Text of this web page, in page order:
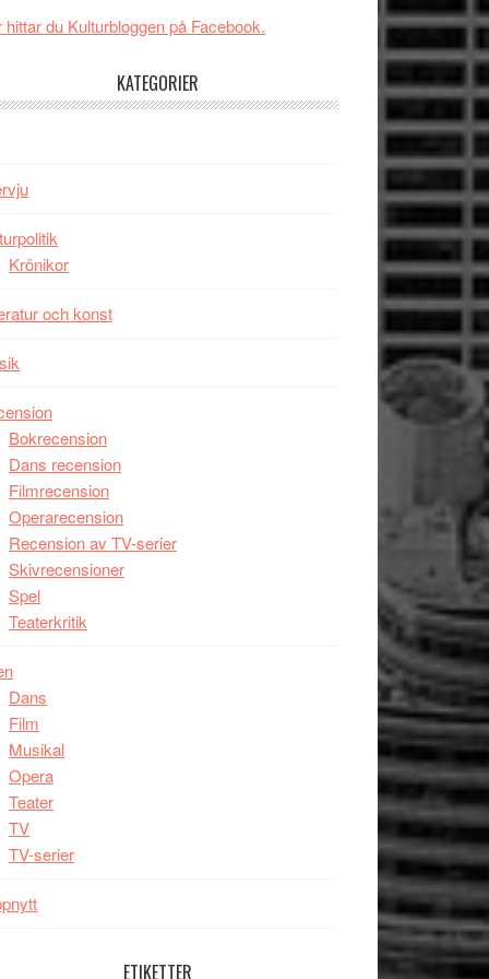
imponerande
skådespelare
TO
världspremiär
hittar du Kulturbloggen på Facebook.
KATEGORIER
Krönikor
och konst
Bokrecension
Dans recension
Filmrecension
Operarecension
Recension av TV-serier
Skivrecensioner
Spel
Teaterkritik
Dans
Film
Musikal
Opera
Teater
TV
TV-serier
ETIKETTER